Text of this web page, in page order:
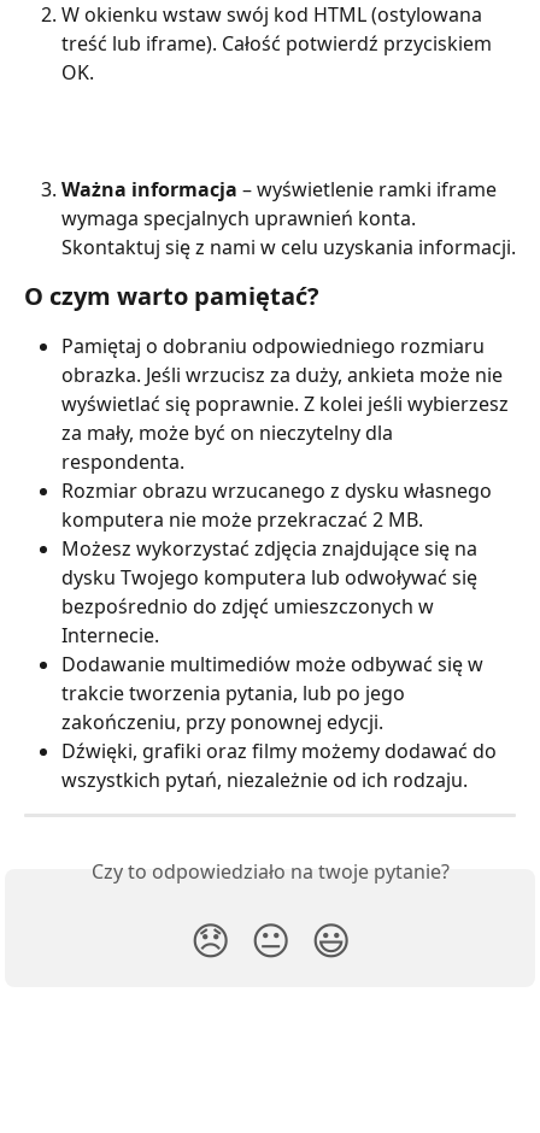
W okienku wstaw swój kod HTML (ostylowana
treść lub iframe). Całość potwierdź przyciskiem
OK.
Ważna informacja – wyświetlenie ramki iframe
wymaga specjalnych uprawnień konta.
Skontaktuj się z nami w celu uzyskania informacji.
O czym warto pamiętać?
Pamiętaj o dobraniu odpowiedniego rozmiaru
obrazka. Jeśli wrzucisz za duży, ankieta może nie
wyświetlać się poprawnie. Z kolei jeśli wybierzesz
za mały, może być on nieczytelny dla
respondenta.
Rozmiar obrazu wrzucanego z dysku własnego
komputera nie może przekraczać 2 MB.
Możesz wykorzystać zdjęcia znajdujące się na
dysku Twojego komputera lub odwoływać się
bezpośrednio do zdjęć umieszczonych w
Internecie.
Dodawanie multimediów może odbywać się w
trakcie tworzenia pytania, lub po jego
zakończeniu, przy ponownej edycji.
Dźwięki, grafiki oraz filmy możemy dodawać do
wszystkich pytań, niezależnie od ich rodzaju.
Czy to odpowiedziało na twoje pytanie?
😞 😐 😃